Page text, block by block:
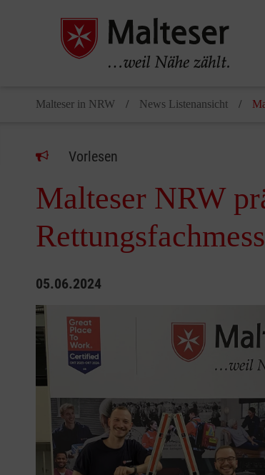
Malteser in NRW News Listenansicht
Vorlesen
Malteser NRW
05.06.2024